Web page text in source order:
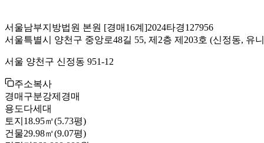
서울남부지방법원 본원 [경매16계]2024타경127956
서울특별시 양천구 중앙로48길 55, 제2층 제203호 (신정동, 유
서울 양천구 신정동 951-12
주소복사
경매구분강제경매
용도다세대
토지 18.95㎡(5.73평)
건물29.98㎡(9.07평)